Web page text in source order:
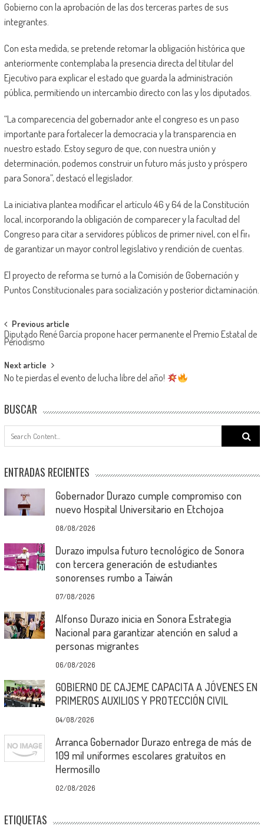
Gobierno con la aprobación de las dos terceras partes de sus
integrantes.
Con esta medida, se pretende retomar la obligación histórica que
anteriormente contemplaba la presencia directa del titular del
Ejecutivo para explicar el estado que guarda la administración
pública, permitiendo un intercambio directo con las y los diputados.
“La comparecencia del gobernador ante el congreso es un paso
importante para fortalecer la democracia y la transparencia en
nuestro estado. Estoy seguro de que, con nuestra unión y
determinación, podemos construir un futuro más justo y próspero
para Sonora”, destacó el legislador.
La iniciativa plantea modificar el artículo 46 y 64 de la Constitución
local, incorporando la obligación de comparecer y la facultad del
Congreso para citar a servidores públicos de primer nivel, con el fin
de garantizar un mayor control legislativo y rendición de cuentas.
El proyecto de reforma se turnó a la Comisión de Gobernación y
Puntos Constitucionales para socialización y posterior dictaminación.
Post
navigation
Previous article
Diputado René García propone hacer permanente el Premio Estatal de
Periodismo
Next article
No te pierdas el evento de lucha libre del año!
BUSCAR
Search
for:
ENTRADAS RECIENTES
Gobernador Durazo cumple compromiso con
nuevo Hospital Universitario en Etchojoa
08/08/2026
Durazo impulsa futuro tecnológico de Sonora
con tercera generación de estudiantes
sonorenses rumbo a Taiwán
07/08/2026
Alfonso Durazo inicia en Sonora Estrategia
Nacional para garantizar atención en salud a
personas migrantes
06/08/2026
GOBIERNO DE CAJEME CAPACITA A JÓVENES EN
PRIMEROS AUXILIOS Y PROTECCIÓN CIVIL
04/08/2026
Arranca Gobernador Durazo entrega de más de
109 mil uniformes escolares gratuitos en
Hermosillo
02/08/2026
ETIQUETAS